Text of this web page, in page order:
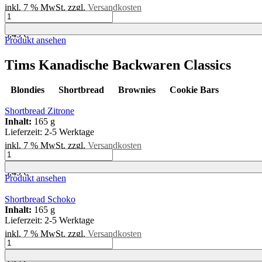
inkl. 7 % MwSt. zzgl. Versandkosten
kg=19,39€
3,49€
Gefüllte
Mini-
Brownies
Menge
Produkt ansehen
Tims Kanadische Backwaren Classics
Blondies Shortbread Brownies Cookie Bars
Shortbread Zitrone
Inhalt: 165 g
Lieferzeit: 2-5 Werktage
inkl. 7 % MwSt. zzgl. Versandkosten
kg=21,15€
3,49€
Shortbread
Zitrone
Menge
Produkt ansehen
Shortbread Schoko
Inhalt: 165 g
Lieferzeit: 2-5 Werktage
inkl. 7 % MwSt. zzgl. Versandkosten
kg=21,15€
Shortbread
Schoko